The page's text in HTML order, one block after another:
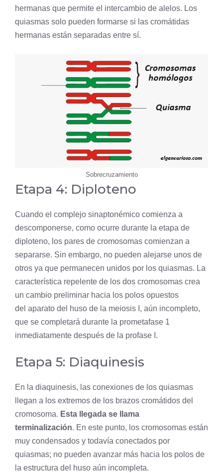
hermanas que permite el intercambio de alelos. Los
quiasmas solo pueden formarse si las cromátidas
hermanas están separadas entre sí.
Sobrecruzamiento
Etapa 4: Diploteno
Cuando el complejo sinaptonémico comienza a
descomponerse, como ocurre durante la etapa de
diploteno, los pares de cromosomas comienzan a
separarse. Sin embargo, no pueden alejarse unos de
otros ya que permanecen unidos por los quiasmas. La
característica repelente de los dos cromosomas crea
un cambio preliminar hacia los polos opuestos
del aparato del huso de la meiosis I, aún incompleto,
que se completará durante la prometafase 1
inmediatamente después de la profase I.
Etapa 5: Diaquinesis
En la diaquinesis, las conexiones de los quiasmas
llegan a los extremos de los brazos cromátidos del
cromosoma. Esta llegada se llama
terminalización. En este punto, los cromosomas están
muy condensados ​​y todavía conectados por
quiasmas; no pueden avanzar más hacia los polos de
la estructura del huso aún incompleta.